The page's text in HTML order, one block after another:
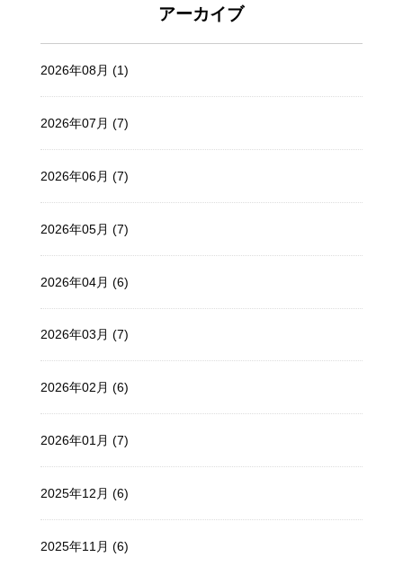
アーカイブ
2026年08月 (1)
2026年07月 (7)
2026年06月 (7)
2026年05月 (7)
2026年04月 (6)
2026年03月 (7)
2026年02月 (6)
2026年01月 (7)
2025年12月 (6)
2025年11月 (6)